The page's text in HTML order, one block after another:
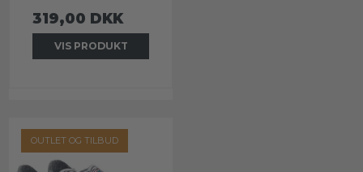
319,00 DKK
VIS PRODUKT
OUTLET OG TILBUD